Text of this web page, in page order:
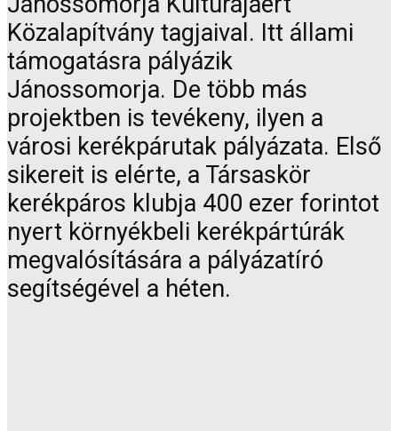
Közalapítvány tagjaival. Itt állami
támogatásra pályázik
Jánossomorja. De több más
projektben is tevékeny, ilyen a
városi kerékpárutak pályázata. Első
sikereit is elérte, a Társaskör
kerékpáros klubja 400 ezer forintot
nyert környékbeli kerékpártúrák
megvalósítására a pályázatíró
segítségével a héten.